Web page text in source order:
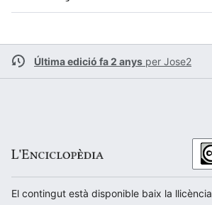
Última edició fa 2 anys per Jose2
El contingut està disponible baix la llicència